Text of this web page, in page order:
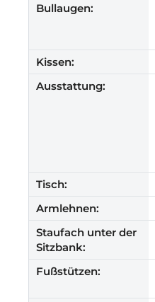
Bullaugen:
Kissen:
Ausstattung:
Tisch:
Armlehnen:
Staufach unter der
Sitzbank:
Fußstützen: